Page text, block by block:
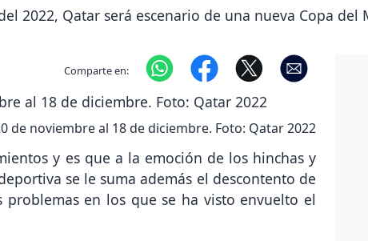
2022, Qatar será escenario de una nueva Copa del
Comparte en:
de noviembre al 18 de diciembre. Foto: Qatar 2022
y es que a la emoción de los hinchas y
se le suma además el descontento de
en los que se ha visto envuelto el